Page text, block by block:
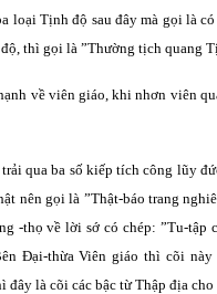
loại Tịnh độ sau đây mà gọi là
thì gọi là ”Thường tịch quang
về viên giáo, khi nhơn viên
qua ba số kiếp tích công lũy
nên gọi là ”Thật-báo trang
-thọ về lời sớ có chép: ”Tu-tập
Ðại-thừa Viên giáo thì cõi này
là cõi các bậc từ Thập địa